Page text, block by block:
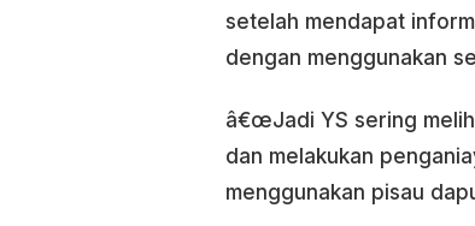
setelah mendapat
dengan menggunakan
â€œJadi YS sering
dan melakukan
menggunakan pisau